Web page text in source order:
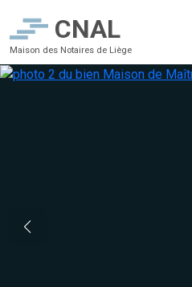
CNAL
Maison des Notaires de Liège